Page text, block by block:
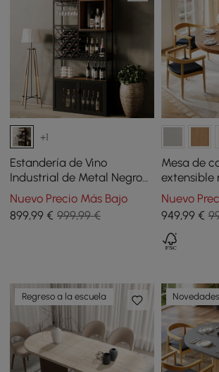
+1
Estandería de Vino
Industrial de Metal Negro
Botellero de 5 Niveles con
Estante para Copa
Nuevo Precio Más Bajo
899,99 € 999,99 €
Mesa de
extensible
ovalada
madera
nogal
Nuevo
949,99€
Regreso a la escuela Novedades